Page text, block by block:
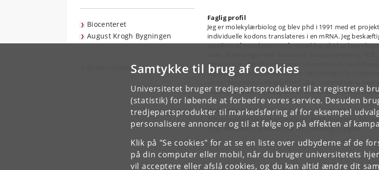
Samtykke til brug af cookies
Universitetet bruger tredjepartsprodukter til at registrere
(statistik) for løbende at forbedre vores service. Desuden
tredjepartsprodukter til markedsføring af for eksempel
personalisere annoncer og til at følge op på effekten af
Klik på "Se cookies" for at se en liste over udbyderne af de
på din computer eller mobil, når du bruger universitetets
vil acceptere eller afslå cookies, og du kan altid ændre dit
Biocenteret
August Krogh Bygningen
Øresundsakvariet
Faglig profil
Jeg er molekylærbiolog og blev phd i 1991 med et
individuelle kodons translateres i en mRNA. Jeg
aspekter af translation og foretrækker altid at lave
almindelige metodikker i vores laboratorium. Vi er
reguleringsmekanismer, som er nødvendige for
molekyler bliver ustabile under stress, og hvordan
Undervisning
Almen molekylærbiologi (biologi), PVET (biokemi),
(Mol. Bio. Med) og Molecular Microbiology (valgfri)